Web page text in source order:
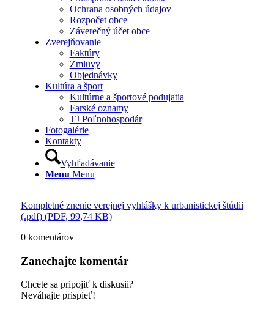
Ochrana osobných údajov
Rozpočet obce
Záverečný účet obce
Zverejňovanie
Faktúry
Zmluvy
Objednávky
Kultúra a šport
Kultúrne a športové podujatia
Farské oznamy
TJ Poľnohospodár
Fotogalérie
Kontakty
Vyhľadávanie
Menu Menu
Kompletné znenie verejnej vyhlášky k urbanistickej štúdii
(.pdf) (PDF, 99,74 KB)
0 komentárov
Zanechajte komentár
Chcete sa pripojiť k diskusii?
Neváhajte prispieť!